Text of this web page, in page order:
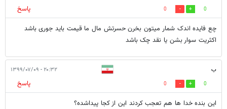
0
0
پاسخ
چع فایده اندک شمار میتون بخرن حسرتش مال ما قیمت باید جوری باشد
اکثریت سوار بشن یا نقد چک باشد
ب ۲۰:۳۲ - ۱۳۹۹/۰۷/۰۹
0
0
پاسخ
این بنده خدا ها هم تعجب کردند این از کجا پیداشده؟